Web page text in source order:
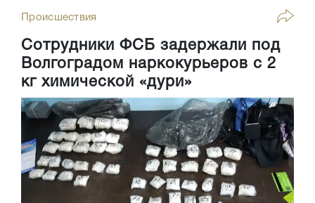
Происшествия
Сотрудники ФСБ задержали под
Волгоградом наркокурьеров с 2
кг химической «дури»